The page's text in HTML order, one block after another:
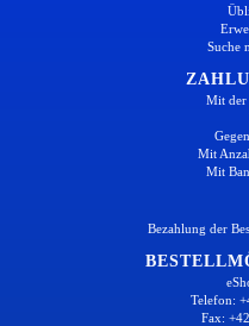
Suche
Mit der
Mit
Mit
Bezahlung der
Telefon:
Fax: